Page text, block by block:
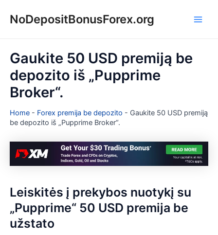
prieNoDepositBonusForex.org
Gaukite 50 USD premiją be
depozito iš „Pupprime
Broker“.
Home - Forex premija be depozito - Gaukite 50 USD premiją
be depozito iš „Pupprime Broker“.
Leiskitės į prekybos nuotykį su
„Pupprime“ 50 USD premija be
užstato